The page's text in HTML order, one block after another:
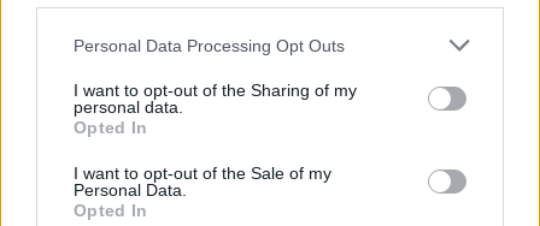
Please note that this website/app uses one or more Google
not limited to your visit or usage behaviour. You may click to
grant or deny consent to Google and its third-party tags to
use your data for below specified purposes in below Google
consent section.
Personal Data Processing Opt Outs
I want to opt-out of the Sharing of my
personal data.
Opted In
I want to opt-out of the Sale of my
Personal Data.
Opted In
TESTS.Tikai cilvēki ar
laucinieka DNS spēs iegūt
80% šajā lauku gudrību
testā